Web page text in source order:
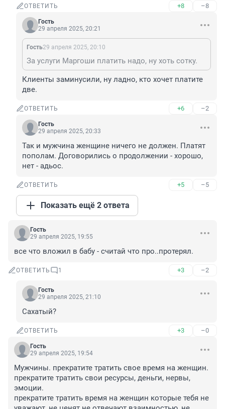
ОТВЕТИТЬ +8 –8
Гость
29 апреля 2025, 20:21
Гость29 апреля 2025, 20:10
За услуги Маргоши платить надо, ну хоть сотку.
Клиенты заминусили, ну ладно, кто хочет платите
две.
ОТВЕТИТЬ +6 –2
Гость
29 апреля 2025, 20:33
Так и мужчина женщине ничего не должен. Платят
пополам. Договорились о продолжении - хорошо,
нет - адьос.
ОТВЕТИТЬ +5 –5
Показать ещё 2 ответа
Гость
29 апреля 2025, 19:55
все что вложил в бабу - считай что про..протерял.
ОТВЕТИТЬ 1 +3 –2
Гость
29 апреля 2025, 21:10
Сахатый?
ОТВЕТИТЬ +3 –0
Гость
29 апреля 2025, 19:54
Мужчины. прекратите тратить свое время на женщин.
прекратите тратить свои ресурсы, деньги, нервы,
эмоции.
прекратите тратить время на женщин которые тебя не